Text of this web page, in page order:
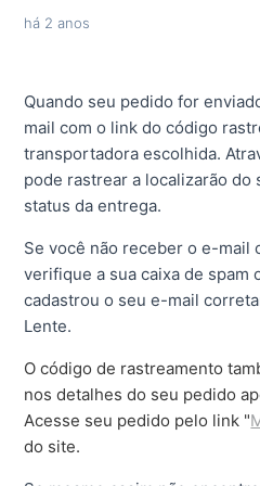
há 2 anos
Quando seu pedido for
mail com o link do código
transportadora escolhida.
pode rastrear a localizarão
status da entrega.
Se você não receber o e-mail
verifique a sua caixa de spam
cadastrou o seu e-mail
Lente.
O código de rastreamento
nos detalhes do seu pedido
Acesse seu pedido pelo link "
do site.